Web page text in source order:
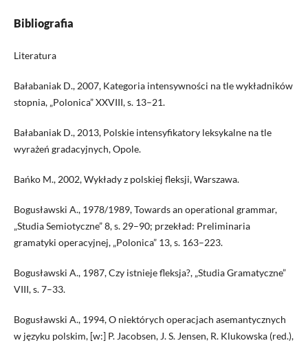
Bibliografia
Literatura
Bałabaniak D., 2007, Kategoria intensywności na tle wykładników
stopnia, „Polonica” XXVIII, s. 13–21.
Bałabaniak D., 2013, Polskie intensyfikatory leksykalne na tle
wyrażeń gradacyjnych, Opole.
Bańko M., 2002, Wykłady z polskiej fleksji, Warszawa.
Bogusławski A., 1978/1989, Towards an operational grammar,
„Studia Semiotyczne” 8, s. 29–90; przekład: Preliminaria
gramatyki operacyjnej, „Polonica” 13, s. 163–223.
Bogusławski A., 1987, Czy istnieje fleksja?, „Studia Gramatyczne”
VIII, s. 7–33.
Bogusławski A., 1994, O niektórych operacjach asemantycznych
w języku polskim, [w:] P. Jacobsen, J. S. Jensen, R. Klukowska (red.),